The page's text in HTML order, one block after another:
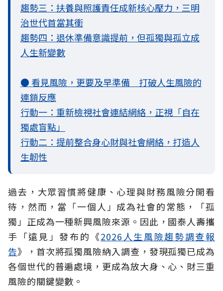
趨勢三：扶養與照護責任成新核心壓力，三明
治世代首當其衝
趨勢四：退休準備意識提前，但孤獨與孤立成
人生新變數
● 看見風險，更要及早準備 打破人生風險的
連鎖反應
行動一：重新檢視社會連結網絡，正視「自在
獨處盲點」
行動二：提前整合身心財與社會網絡，打造人
生韌性
過去，大眾習慣將健康、心理與財務風險分開看
待，然而，當「一個人」成為社會的常態，「孤
獨」正成為一種新興風險來源。因此，國泰人壽攜
手「遠見」發布的《2026人生風險趨勢調查報
告》，首次將孤獨風險納入調查，發現孤獨已成為
各個世代的普遍處境，更成為放大身、心、財三重
風險的關鍵變數。